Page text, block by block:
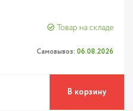
Товар на складе
Самовывоз: 06.08.2026
В корзину